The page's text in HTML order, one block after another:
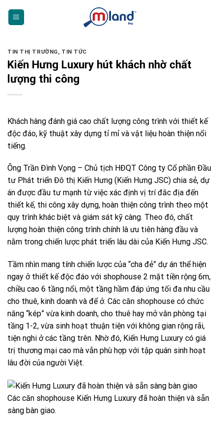
TIN THỊ TRƯỜNG, TIN TỨC
Kiến Hưng Luxury hút khách nhờ chất
lượng thi công
Khách hàng đánh giá cao chất lượng công trình với thiết kế
độc đáo, kỹ thuật xây dựng tỉ mỉ và vật liệu hoàn thiện nổi
tiếng.
Ông Trần Đình Vọng – Chủ tịch HĐQT Công ty Cổ phần Đầu
tư Phát triển Đô thị Kiến Hưng (Kiến Hưng JSC) chia sẻ, dự
án được đầu tư mạnh từ việc xác định vị trí đắc địa đến
thiết kế, thi công xây dựng, hoàn thiện công trình theo một
quy trình khác biệt và giám sát kỹ càng. Theo đó, chất
lượng hoàn thiện công trình chính là ưu tiên hàng đầu và
nằm trong chiến lược phát triển lâu dài của Kiến Hưng JSC.
Tầm nhìn mang tính chiến lược của “cha đẻ” dự án thể hiện
ngay ở thiết kế độc đáo với shophouse 2 mặt tiền rộng 6m,
chiều cao 6 tầng nổi, một tầng hầm đáp ứng tối đa nhu cầu
cho thuê, kinh doanh và để ở. Các căn shophouse có chức
năng “kép” vừa kinh doanh, cho thuê hay mở văn phòng tại
tầng 1-2, vừa sinh hoạt thuận tiện với không gian rộng rãi,
tiện nghi ở các tầng trên. Nhờ đó, Kiến Hưng Luxury có giá
trị thương mại cao mà vẫn phù hợp với tập quán sinh hoạt
lâu đời của người Việt.
Các căn shophouse Kiến Hưng Luxury đã hoàn thiện và sẵn
sàng bàn giao.